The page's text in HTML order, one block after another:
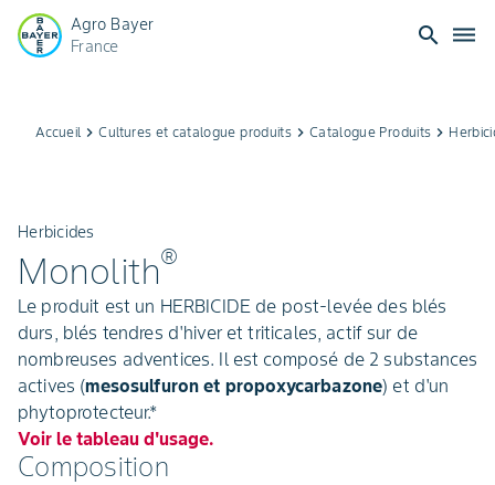
Agro Bayer
France
search dehaze
Accueil keyboard_arrow_rightCultures et catalogue produitskeyboard_arrow_right Catalogue Produits keyboard_arrow_right
Herbicides
Monolith®
Le produit est un HERBICIDE de post-levée des blés
durs, blés tendres d'hiver et triticales, actif sur de
nombreuses adventices. Il est composé de 2 substances
actives (mesosulfuron et propoxycarbazone) et d'un
phytoprotecteur.*
Voir le tableau d'usage.
Composition